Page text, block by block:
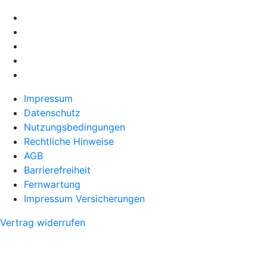
Impressum
Datenschutz
Nutzungsbedingungen
Rechtliche Hinweise
AGB
Barrierefreiheit
Fernwartung
Impressum Versicherungen
Vertrag widerrufen